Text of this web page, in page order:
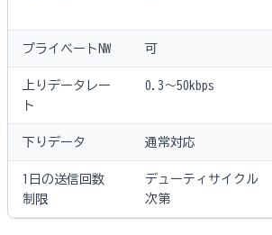
プライベートNW 可
上りデータレー
ト
0.3〜50kbps
下りデータ 通常対応
1日の送信回数
制限
デューティサイクル
次第